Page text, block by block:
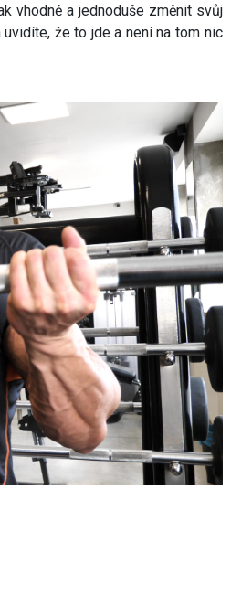
vhodně a jednoduše změnit svůj
že to jde a není na tom nic